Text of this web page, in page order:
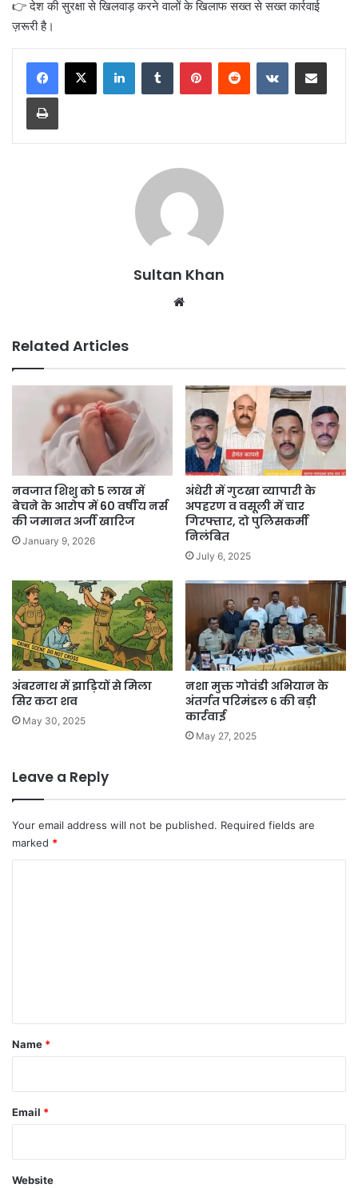
👉 देश की सुरक्षा से खिलवाड़ करने वालों के खिलाफ सख्त से सख्त कार्रवाई
ज़रूरी है।
Sultan Khan
Related Articles
नवजात शिशु को 5 लाख में
बेचने के आरोप में 60 वर्षीय नर्स
की जमानत अर्जी खारिज
January 9, 2026
अंधेरी में गुटखा व्यापारी के
अपहरण व वसूली में चार
गिरफ्तार, दो पुलिसकर्मी
निलंबित
July 6, 2025
अंबरनाथ में झाड़ियों से मिला
सिर कटा शव
May 30, 2025
नशा मुक्त गोवंडी अभियान के
अंतर्गत परिमंडल ६ की बड़ी
कार्रवाई
May 27, 2025
Leave a Reply
Your email address will not be published. Required fields are
marked *
*
Name *
Email *
Website